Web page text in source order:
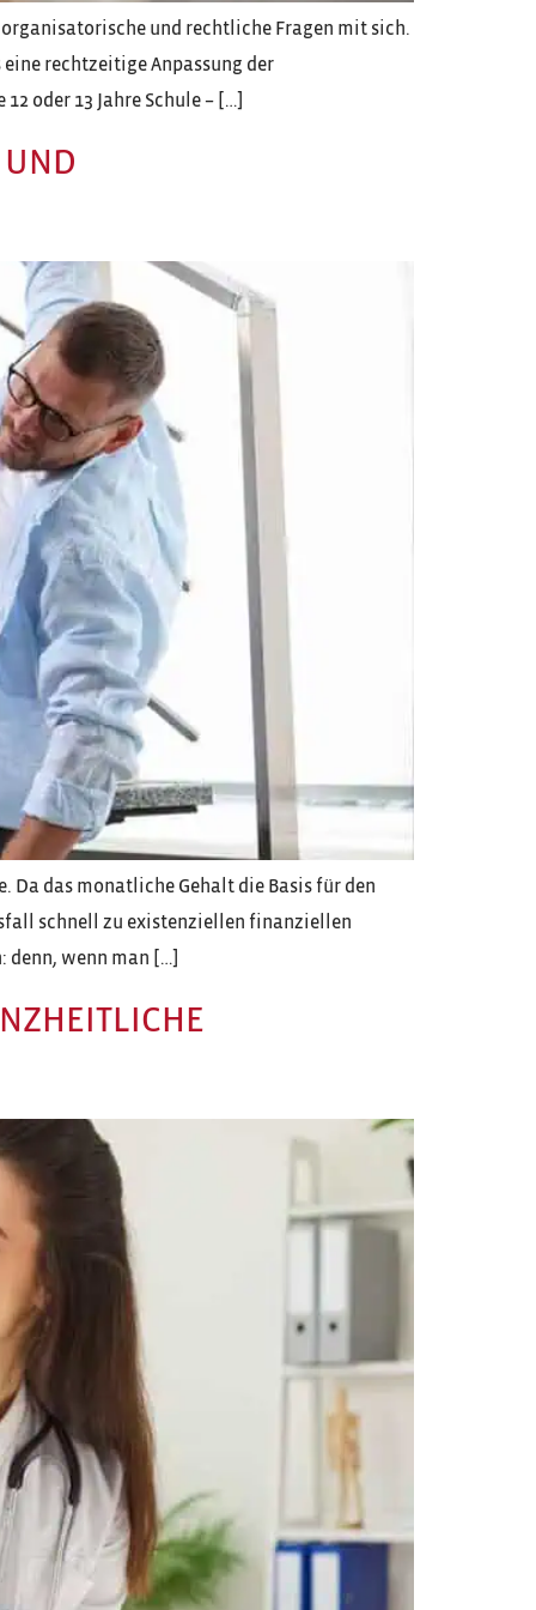
und rechtliche Fragen mit sich.
rechtzeitige Anpassung der
oder 13 Jahre Schule – […]
UND
Da das monatliche Gehalt die Basis für den
schnell zu existenziellen finanziellen
denn, wenn man […]